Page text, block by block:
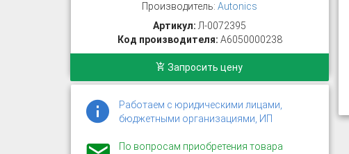
Производитель:Autonics
Артикул: Л-0072395
Код производителя: A6050000238
Запросить цену
Работаем с юридическими лицами,
бюджетными организациями, ИП
По вопросам приобретения товара